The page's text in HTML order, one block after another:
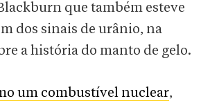
que também esteve
dos sinais de urânio, na
a história do manto de gelo.
um combustível nuclear,